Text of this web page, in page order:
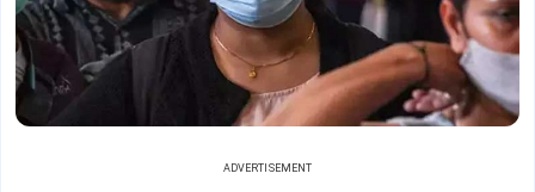
ADVERTISEMENT